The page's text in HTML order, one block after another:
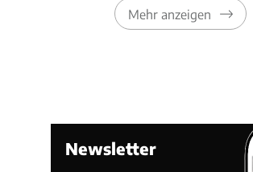
Mehr anzeigen
Newsletter